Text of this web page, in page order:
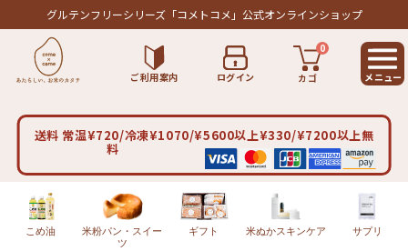
グルテンフリーシリーズ「コメトコメ」公式オンラインショップ
ご利用案内 ログイン カゴ
0
送料 常温¥720/冷凍¥1070/¥5600以上¥330/¥7200以上無
料
こめ油
米粉パン・スイー
ツ
ギフト 米ぬかスキンケア サプリ